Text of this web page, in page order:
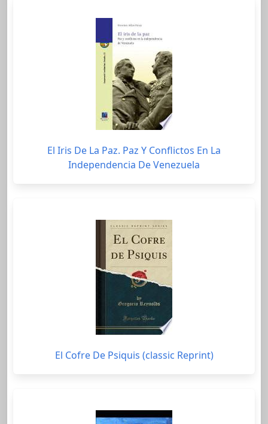
El Iris De La Paz. Paz Y Conflictos En La
Independencia De Venezuela
El Cofre De Psiquis (classic Reprint)